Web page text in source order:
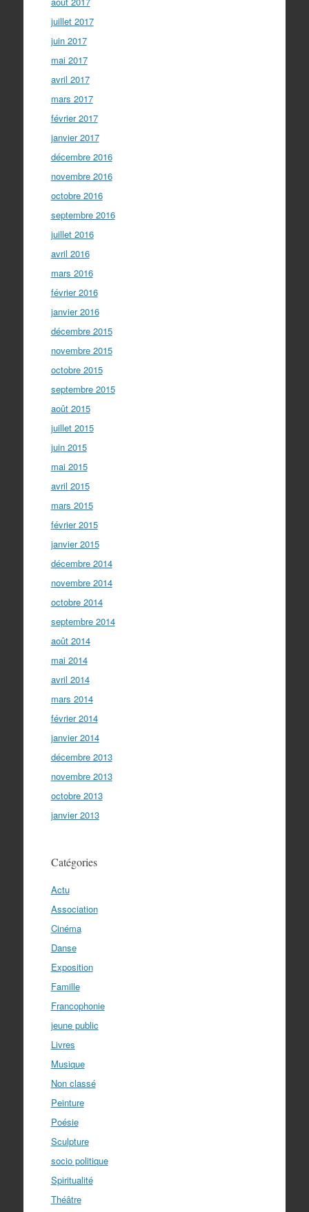
juillet 2017
juin 2017
mai 2017
avril 2017
mars 2017
février 2017
janvier 2017
décembre 2016
novembre 2016
octobre 2016
septembre 2016
juillet 2016
avril 2016
mars 2016
février 2016
janvier 2016
décembre 2015
novembre 2015
octobre 2015
septembre 2015
août 2015
juillet 2015
juin 2015
mai 2015
avril 2015
mars 2015
février 2015
janvier 2015
décembre 2014
novembre 2014
octobre 2014
septembre 2014
août 2014
mai 2014
avril 2014
mars 2014
février 2014
janvier 2014
décembre 2013
novembre 2013
octobre 2013
janvier 2013
Catégories
Actu
Association
Cinéma
Danse
Exposition
Famille
Francophonie
jeune public
Livres
Musique
Non classé
Peinture
Poésie
Sculpture
socio politique
Spiritualité
Théâtre